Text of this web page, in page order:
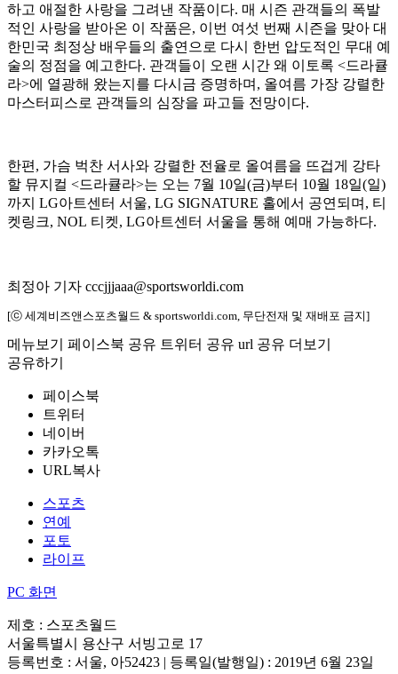
하고 애절한 사랑을 그려낸 작품이다. 매 시즌 관객들의 폭발
적인 사랑을 받아온 이 작품은, 이번 여섯 번째 시즌을 맞아 대
한민국 최정상 배우들의 출연으로 다시 한번 압도적인 무대 예
술의 정점을 예고한다. 관객들이 오랜 시간 왜 이토록 <드라큘
라>에 열광해 왔는지를 다시금 증명하며, 올여름 가장 강렬한
마스터피스로 관객들의 심장을 파고들 전망이다.
한편, 가슴 벅찬 서사와 강렬한 전율로 올여름을 뜨겁게 강타
할 뮤지컬 <드라큘라>는 오는 7월 10일(금)부터 10월 18일(일)
까지 LG아트센터 서울, LG SIGNATURE 홀에서 공연되며, 티
켓링크, NOL 티켓, LG아트센터 서울을 통해 예매 가능하다.
최정아 기자 cccjjjaaa@sportsworldi.com
[ⓒ 세계비즈앤스포츠월드 & sportsworldi.com, 무단전재 및 재배포 금지]
메뉴보기 페이스북 공유 트위터 공유 url 공유 더보기
공유하기
페이스북
트위터
네이버
카카오톡
URL복사
스포츠
연예
포토
라이프
PC 화면
제호 : 스포츠월드
서울특별시 용산구 서빙고로 17
등록번호 : 서울, 아52423 | 등록일(발행일) : 2019년 6월 23일